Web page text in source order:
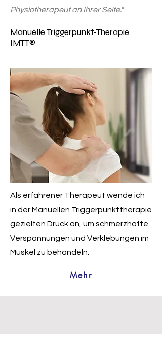
Physiotherapeut an Ihrer Seite."
Manuelle Triggerpunkt-Therapie
IMTT®
Als erfahrener Therapeut wende ich
in der Manuellen Triggerpunkttherapie
gezielten Druck an, um schmerzhafte
Verspannungen und Verklebungen im
Muskel zu behandeln.
Mehr